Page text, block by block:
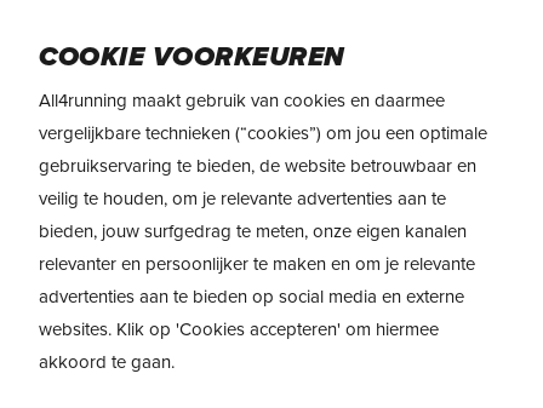
main
content
COOKIE VOORKEUREN
All4running maakt gebruik van cookies en daarmee
vergelijkbare technieken (“cookies”) om jou een optimale
gebruikservaring te bieden, de website betrouwbaar en
veilig te houden, om je relevante advertenties aan te
bieden, jouw surfgedrag te meten, onze eigen kanalen
relevanter en persoonlijker te maken en om je relevante
advertenties aan te bieden op social media en externe
websites. Klik op 'Cookies accepteren' om hiermee
akkoord te gaan.